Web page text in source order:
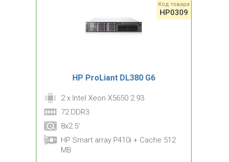
HP ProLiant DL380 G6
Код товара
HP0309
2 x Intel Xeon X5650 2.93
72 DDR3
8x2.5'
HP Smart array P410i + Cache 512
MB